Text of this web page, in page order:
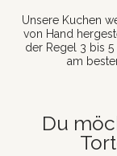
Unsere Kuchen
von Hand
der Regel 3 bis 5
am
Du